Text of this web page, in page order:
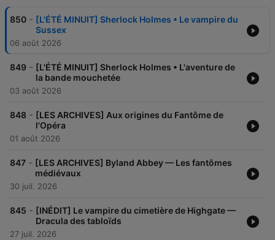
850 - [L'ÉTÉ MINUIT] Sherlock Holmes • Le vampire du
Sussex
06 août 2026
849 - [L'ÉTÉ MINUIT] Sherlock Holmes • L'aventure de
la bande mouchetée
03 août 2026
848 - [LES ARCHIVES] Aux origines du Fantôme de
l'Opéra
01 août 2026
847 - [LES ARCHIVES] Byland Abbey — Les fantômes
médiévaux
30 juil. 2026
845 - [INÉDIT] Le vampire du cimetière de Highgate —
Dracula des tabloïds
27 juil. 2026